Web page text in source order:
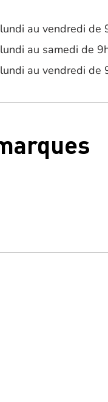
au vendredi de
au samedi de
au vendredi de